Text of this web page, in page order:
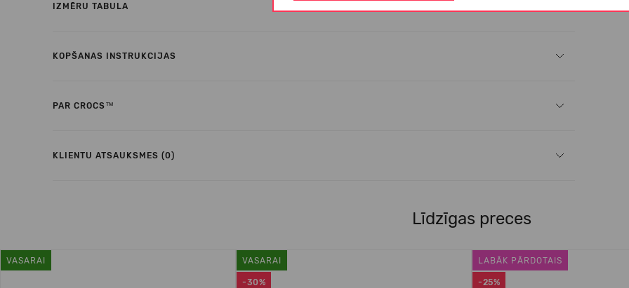
IZMĒRU TABULA
KOPŠANAS INSTRUKCIJAS
PAR CROCS™
KLIENTU ATSAUKSMES (0)
Līdzīgas preces
VASARAI
-30%
VASARAI
-25%
LABĀK PĀRDOTAIS